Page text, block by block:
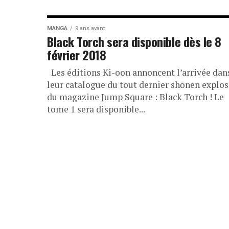
MANGA 9 ans avant
Black Torch sera disponible dès le 8
février 2018
Les éditions Ki-oon annoncent l’arrivée
leur catalogue du tout dernier shōnen
du magazine Jump Square : Black Torch ! Le
tome 1 sera disponible...